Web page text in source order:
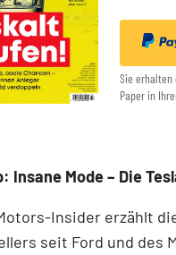
Sie erhalten
Paper in
Insane Mode – Die
Insider erzählt
seit Ford und des